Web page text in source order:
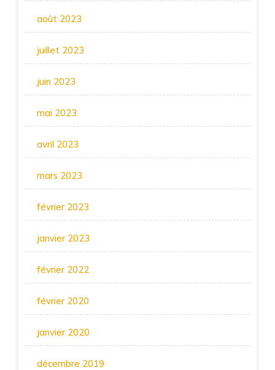
août 2023
juillet 2023
juin 2023
mai 2023
avril 2023
mars 2023
février 2023
janvier 2023
février 2022
février 2020
janvier 2020
décembre 2019